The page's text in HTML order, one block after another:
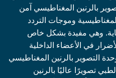
بالرنين المغناطيسي آمن
وموجات التردد
وهي مفيدة بشكل خاص
في الأعضاء الداخلية
التصوير بالرنين المغناطيسي
تصويرًا عاليًا بالرنين